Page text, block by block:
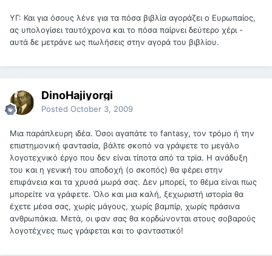
ΥΓ: Και για όσους λένε για τα πόσα βιβλία αγοράζει ο Ευρωπαίος,
ας υπολογίσει ταυτόχρονα και το πόσα παίρνει δεύτερο χέρι -
αυτά δε μετράνε ως πωλήσεις στην αγορά του βιβλίου.
DinoHajiyorgi
Posted October 3, 2009
Μια παράπλευρη ιδέα. Όσοι αγαπάτε το fantasy, τον τρόμο ή την
επιστημονική φαντασία, βάλτε σκοπό να γράψετε το μεγάλο
λογοτεχνικό έργο που δεν είναι τίποτα από τα τρία. Η ανάδυξη
του και η γενική του αποδοχή (ο σκοπός) θα φέρει στην
επιφάνεια και τα χρυσά μωρά σας. Δεν μπορεί, το θέμα είναι πως
μπορείτε να γράφετε. Όλο και μια καλή, ξεχωριστή ιστορία θα
έχετε μέσα σας, χωρίς μάγους, χωρίς βαμπίρ, χωρίς πράσινα
ανθρωπάκια. Μετά, οι φαν σας θα κορδώνονται στους σοβαρούς
λογοτέχνες πως γράφεται και το φανταστικό!